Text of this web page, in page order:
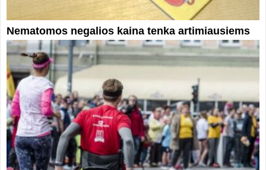
Nematomos negalios kaina tenka artimiausiems